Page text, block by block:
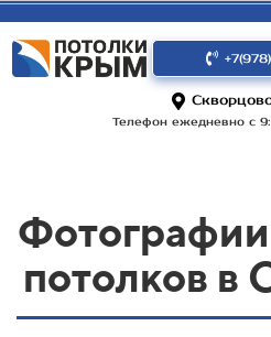
Телефон ежедневно с
потолков в